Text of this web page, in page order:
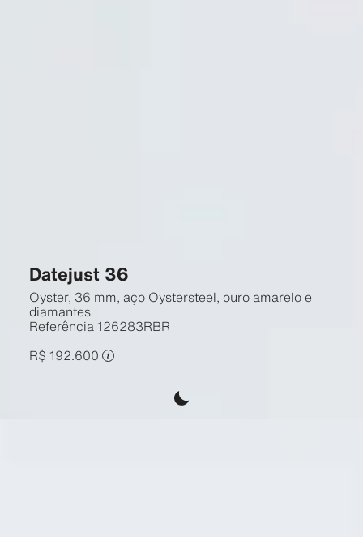
Datejust 36
Oyster, 36 mm, aço Oystersteel, ouro amarelo e
diamantes
Referência126283RBR
R$ 192.600